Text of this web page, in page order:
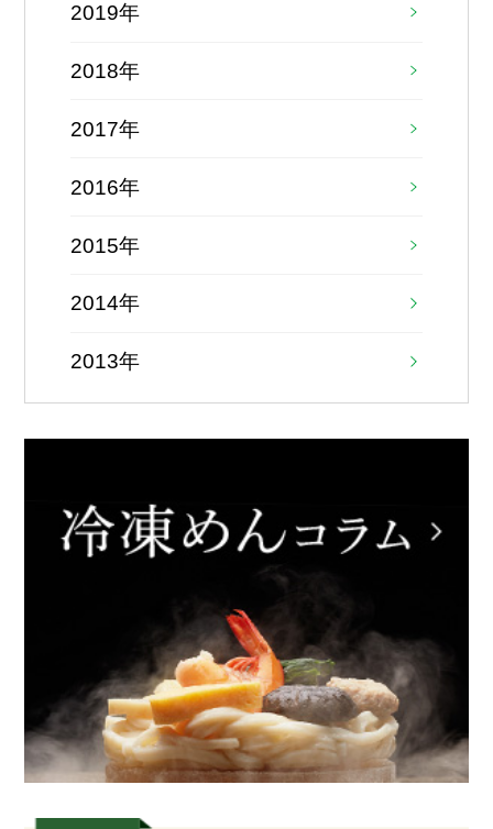
2019年
2018年
2017年
2016年
2015年
2014年
2013年